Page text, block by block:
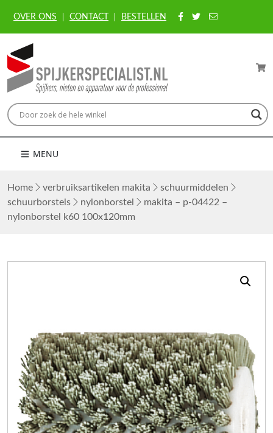
OVER ONS CONTACT BESTELLEN
MENU
Home verbruiksartikelen makita
schuurmiddelen
schuurborstels
nylonborstel
makita – p-04422 –
nylonborstel k60 100x120mm